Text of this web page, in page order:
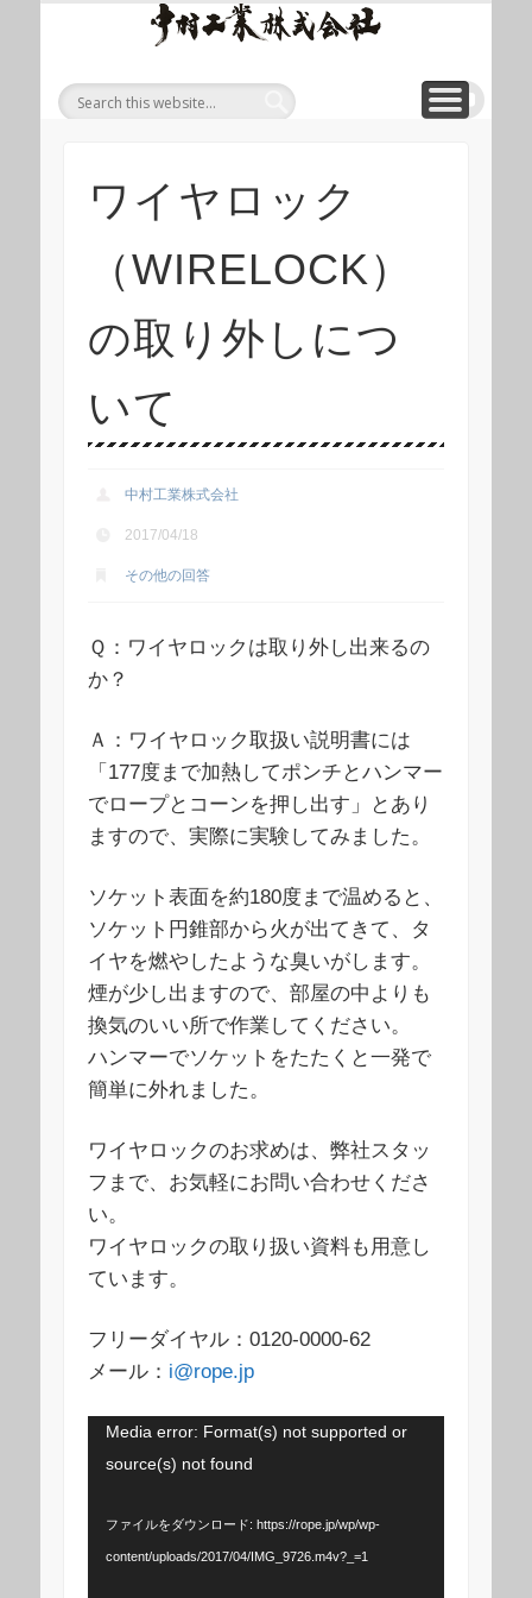
ープ
等重
業株
CORPORATE 会社概要
WIREROPE ワイヤロープについて
MODULIFT モジュリフト
PRODUCT 製品
ONLINE SHOP 「ロープくん」ECショップ
CONTACT お問い合わせ
ワイヤロック
（WIRELOCK）
の取り外しにつ
いて
中村工業株式会社
2017/04/18
その他の回答
Ｑ：ワイヤロックは取り外し出来るの
か？
Ａ：ワイヤロック取扱い説明書には
「177度まで加熱してポンチとハンマー
でロープとコーンを押し出す」とあり
ますので、実際に実験してみました。
ソケット表面を約180度まで温めると、
ソケット円錐部から火が出てきて、タ
イヤを燃やしたような臭いがします。
煙が少し出ますので、部屋の中よりも
換気のいい所で作業してください。
ハンマーでソケットをたたくと一発で
簡単に外れました。
ワイヤロックのお求めは、弊社スタッ
フまで、お気軽にお問い合わせくださ
い。
ワイヤロックの取り扱い資料も用意し
ています。
フリーダイヤル：0120-0000-62
メール： i@rope.jp
画
ー
Media error: Format(s) not supported or
source(s) not found
ファイルをダウンロード: https://rope.jp/wp/wp-
content/uploads/2017/04/IMG_9726.m4v?_=1